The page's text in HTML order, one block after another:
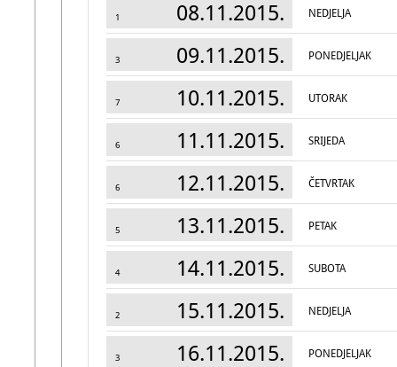
1 08.11.2015. NEDJELJA
3 09.11.2015. PONEDJELJAK
7 10.11.2015. UTORAK
6 11.11.2015. SRIJEDA
6 12.11.2015. ČETVRTAK
5 13.11.2015. PETAK
4 14.11.2015. SUBOTA
2 15.11.2015. NEDJELJA
3 16.11.2015. PONEDJELJAK